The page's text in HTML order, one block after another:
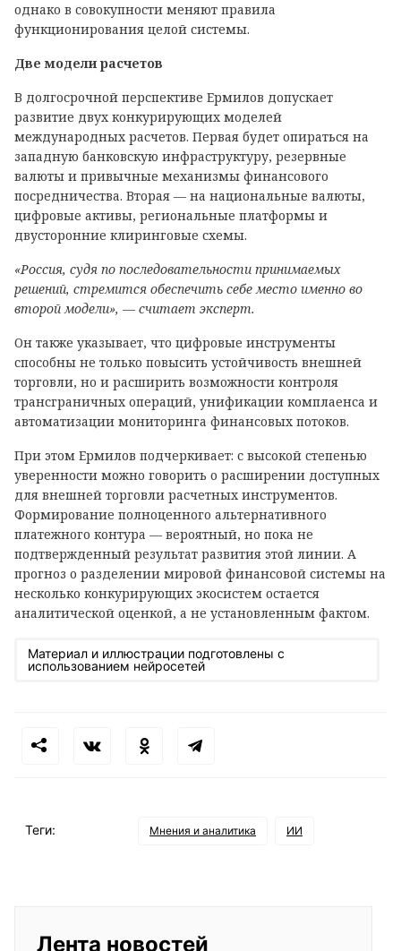
однако в совокупности меняют правила
функционирования целой системы.
Две модели расчетов
В долгосрочной перспективе Ермилов допускает
развитие двух конкурирующих моделей
международных расчетов. Первая будет опираться на
западную банковскую инфраструктуру, резервные
валюты и привычные механизмы финансового
посредничества. Вторая — на национальные валюты,
цифровые активы, региональные платформы и
двусторонние клиринговые схемы.
«Россия, судя по последовательности принимаемых
решений, стремится обеспечить себе место именно во
второй модели», — считает эксперт.
Он также указывает, что цифровые инструменты
способны не только повысить устойчивость внешней
торговли, но и расширить возможности контроля
трансграничных операций, унификации комплаенса и
автоматизации мониторинга финансовых потоков.
При этом Ермилов подчеркивает: с высокой степенью
уверенности можно говорить о расширении доступных
для внешней торговли расчетных инструментов.
Формирование полноценного альтернативного
платежного контура — вероятный, но пока не
подтвержденный результат развития этой линии. А
прогноз о разделении мировой финансовой системы на
несколько конкурирующих экосистем остается
аналитической оценкой, а не установленным фактом.
Материал и иллюстрации подготовлены с
использованием нейросетей
Теги: Мнения и аналитика ИИ
Лента новостей